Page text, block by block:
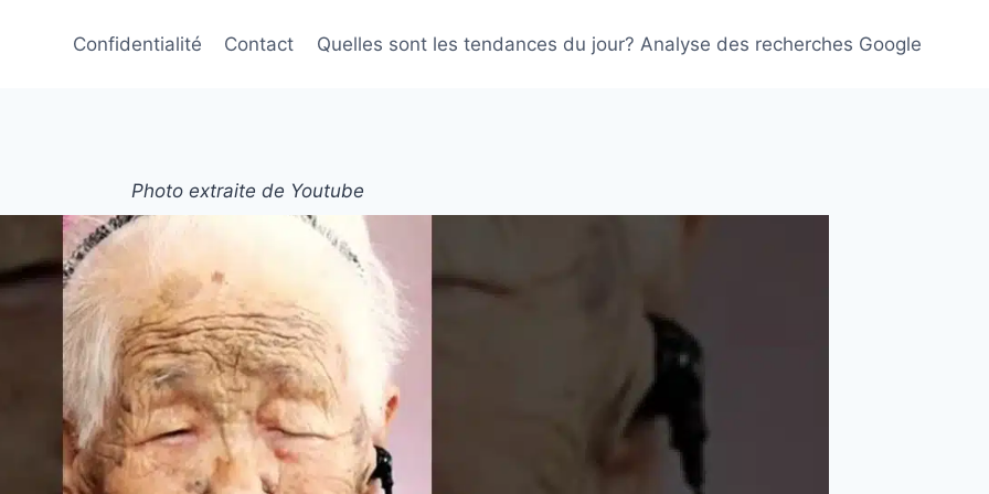
Confidentialité Contact Quelles sont les tendances du jour? Analyse des recherches Google
Photo extraite de Youtube